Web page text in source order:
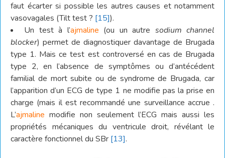
faut écarter si possible les autres causes et notamment
vasovagales (Tilt test ? [15]).
Un test à l’ajmaline (ou un autre sodium channel
blocker) permet de diagnostiquer davantage de Brugada
type 1. Mais ce test est controversé en cas de Brugada
type 2, en l’absence de symptômes ou d’antécédent
familial de mort subite ou de syndrome de Brugada, car
l’apparition d’un ECG de type 1 ne modifie pas la prise en
charge (mais il est recommandé une surveillance accrue .
L’ajmaline modifie non seulement l’ECG mais aussi les
propriétés mécaniques du ventricule droit, révélant le
caractère fonctionnel du SBr [13].